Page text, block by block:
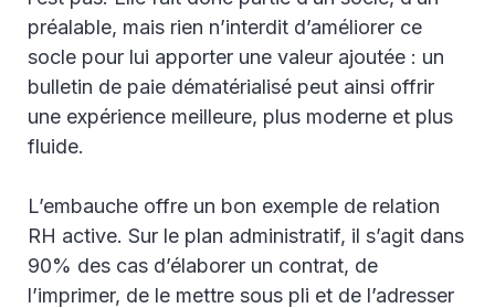
préalable, mais rien n’interdit d’améliorer ce
socle pour lui apporter une valeur ajoutée : un
bulletin de paie dématérialisé peut ainsi offrir
une expérience meilleure, plus moderne et plus
fluide.
L’embauche offre un bon exemple de relation
RH active. Sur le plan administratif, il s’agit dans
90% des cas d’élaborer un contrat, de
l’imprimer, de le mettre sous pli et de l’adresser